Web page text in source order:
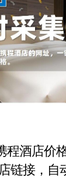
程酒店价
链接，自